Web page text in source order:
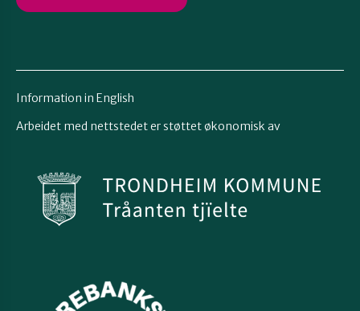
Information in English
Arbeidet med nettstedet er støttet økonomisk av